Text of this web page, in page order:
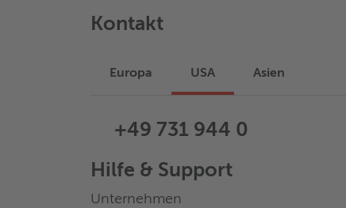
Kontakt
Europa USA Asien
+49 731 944 0
Hilfe & Support
Unternehmen